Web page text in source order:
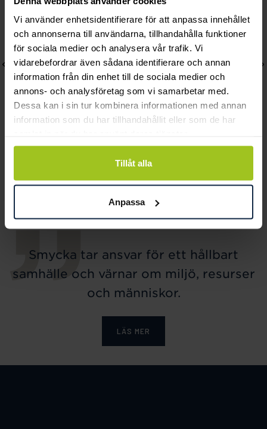
Vi använder enhetsidentifierare för att anpassa innehållet
och annonserna till användarna, tillhandahålla funktioner
för sociala medier och analysera vår trafik. Vi
vidarebefordrar även sådana identifierare och annan
information från din enhet till de sociala medier och
annons- och analysföretag som vi samarbetar med.
Dessa kan i sin tur kombinera informationen med annan
information som du har tillhandahållit eller som de har
Tillåt alla
Anpassa
August
halsband
August
Drop halsband 18K
Pris:6 700 kr
6 700 kr
Smycka tar ansvar för ett hållbart
samhälle och värnar om miljö, resurser
och människor.
LÄS MER